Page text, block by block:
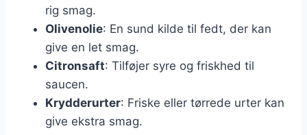
rig smag.
Olivenolie: En sund kilde til fedt, der kan
give en let smag.
Citronsaft: Tilføjer syre og friskhed til
saucen.
Krydderurter: Friske eller tørrede urter kan
give ekstra smag.